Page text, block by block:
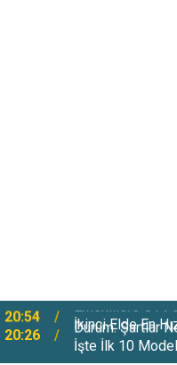
20:26
İkinci Elde En
İşte İlk 10 Model